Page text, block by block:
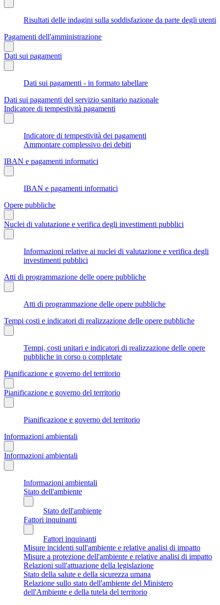
Risultati delle indagini sulla soddisfazione da parte degli utenti
Pagamenti dell'amministrazione
Dati sui pagamenti
Dati sui pagamenti - in formato tabellare
Dati sui pagamenti del servizio sanitario nazionale
Indicatore di tempestività pagamenti
Indicatore di tempestività dei pagamenti
Ammontare complessivo dei debiti
IBAN e pagamenti informatici
IBAN e pagamenti informatici
Opere pubbliche
Nuclei di valutazione e verifica degli investimenti pubblici
Informazioni relative ai nuclei di valutazione e verifica degli
investimenti pubblici
Atti di programmazione delle opere pubbliche
Atti di programmazione delle opere pubbliche
Tempi costi e indicatori di realizzazione delle opere pubbliche
Tempi, costi unitari e indicatori di realizzazione delle opere
pubbliche in corso o completate
Pianificazione e governo del territorio
Pianificazione e governo del territorio
Pianificazione e governo del territorio
Informazioni ambientali
Informazioni ambientali
Informazioni ambientali
Stato dell'ambiente
Stato dell'ambiente
Fattori inquinanti
Fattori inquinanti
Misure incidenti sull'ambiente e relative analisi di impatto
Misure a protezione dell'ambiente e relative analisi di impatto
Relazioni sull'attuazione della legislazione
Stato della salute e della sicurezza umana
Relazione sullo stato dell'ambiente del Ministero
dell'Ambiente e della tutela del territorio